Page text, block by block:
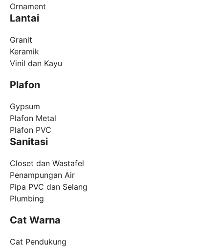
Ornament
Lantai
Granit
Keramik
Vinil dan Kayu
Plafon
Gypsum
Plafon Metal
Plafon PVC
Sanitasi
Closet dan Wastafel
Penampungan Air
Pipa PVC dan Selang
Plumbing
Cat Warna
Cat Pendukung